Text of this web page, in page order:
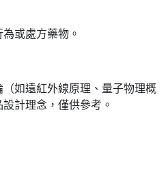
或處方藥物。
如遠紅外線原理、量子物理概
計理念，僅供參考。